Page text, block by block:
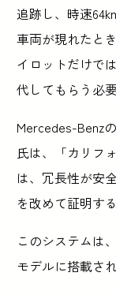
追跡し、時速
車両が現れたと
イロットだけで
代してもらう必
Mercedes-Benz
氏は、「カリフ
は、冗長性が安
を改めて証明す
このシステムは
モデルに搭載さ